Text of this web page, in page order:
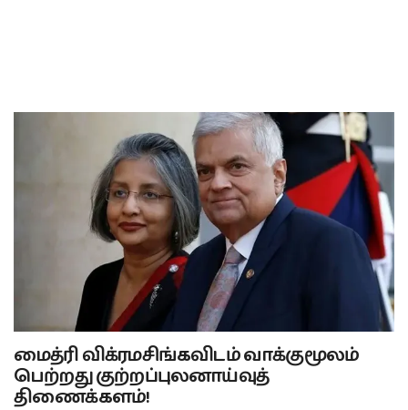
மைத்ரி விக்ரமசிங்கவிடம் வாக்குமூலம்
பெற்றது குற்றப்புலனாய்வுத்
திணைக்களம்!